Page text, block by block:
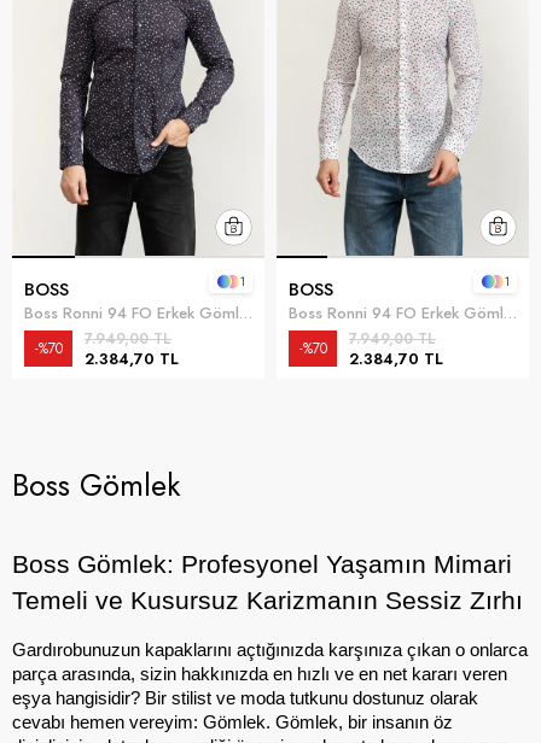
BOSS
Boss Ronni 94 FO Erkek Gömlek Mavi
2.384,70 TL
7.949,00 TL
%70
1 BOSS
Boss Ronni 94 FO Erkek Gömlek Kırmızı
2.384,70 TL
7.949,00 TL
%70
1
Boss Gömlek
Boss Gömlek: Profesyonel Yaşamın Mimari
Temeli ve Kusursuz Karizmanın Sessiz Zırhı
Gardırobunuzun kapaklarını açtığınızda karşınıza çıkan o onlarca
parça arasında, sizin hakkınızda en hızlı ve en net kararı veren
eşya hangisidir? Bir stilist ve moda tutkunu dostunuz olarak
cevabı hemen vereyim: Gömlek. Gömlek, bir insanın öz